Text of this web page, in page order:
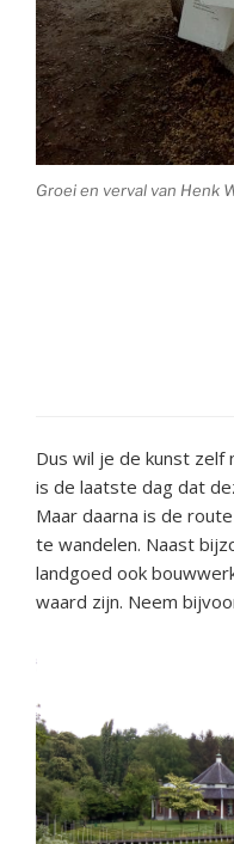
Groei en verval van Henk
Dus wil je de kunst zelf
is de laatste dag dat
Maar daarna is de
te wandelen. Naast
landgoed ook
waard zijn. Neem